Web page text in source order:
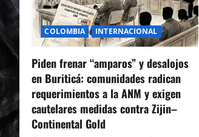
COLOMBIA INTERNACIONAL
Piden frenar “amparos” y desalojos
en Buriticá: comunidades radican
requerimientos a la ANM y exigen
cautelares medidas contra Zijin–
Continental Gold